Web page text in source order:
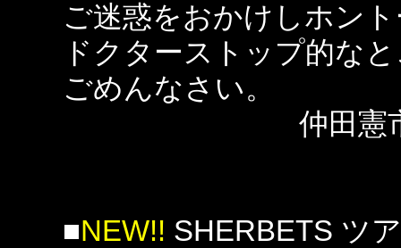
ご迷惑をおかけしホン
ドクターストップ的な
ごめんなさい。
仲田憲
■NEW!! SHERBETS ツ